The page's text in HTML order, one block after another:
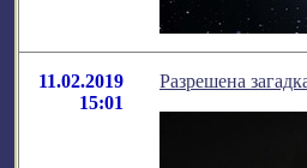
11.02.2019
15:01
Разрешена